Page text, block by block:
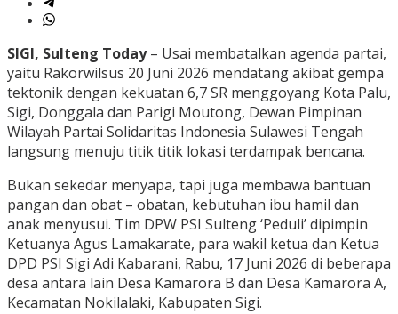
SIGI, Sulteng Today– Usai membatalkan agenda partai,
yaitu Rakorwilsus 20 Juni 2026 mendatang akibat gempa
tektonik dengan kekuatan 6,7 SR menggoyang Kota Palu,
Sigi, Donggala dan Parigi Moutong, Dewan Pimpinan
Wilayah Partai Solidaritas Indonesia Sulawesi Tengah
langsung menuju titik titik lokasi terdampak bencana.
Bukan sekedar menyapa, tapi juga membawa bantuan
pangan dan obat – obatan, kebutuhan ibu hamil dan
anak menyusui. Tim DPW PSI Sulteng ‘Peduli’ dipimpin
Ketuanya Agus Lamakarate, para wakil ketua dan Ketua
DPD PSI Sigi Adi Kabarani, Rabu, 17 Juni 2026 di beberapa
desa antara lain Desa Kamarora B dan Desa Kamarora A,
Kecamatan Nokilalaki, Kabupaten Sigi.